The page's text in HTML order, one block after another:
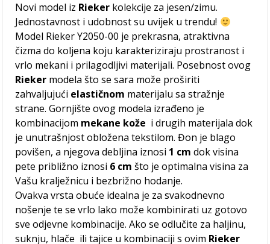
Novi model iz Rieker kolekcije za jesen/zimu.
Jednostavnost i udobnost su uvijek u trendu!
Model Rieker Y2050-00 je prekrasna, atraktivna
čizma do koljena koju karakteriziraju prostranost i
vrlo mekani i prilagodljivi materijali. Posebnost ovog
Rieker modela što se sara može proširiti
zahvaljujući elastičnom materijalu sa stražnje
strane. Gornjište ovog modela izrađeno je
kombinacijom mekane kože i drugih materijala dok
je unutrašnjost obložena tekstilom. Đon je blago
povišen, a njegova debljina iznosi 1 cmdok visina
pete približno iznosi 6 cm što je optimalna visina za
Vašu kralježnicu i bezbrižno hodanje.
Ovakva vrsta obuće idealna je za svakodnevno
nošenje te se vrlo lako može kombinirati uz gotovo
sve odjevne kombinacije. Ako se odlučite za haljinu,
suknju, hlače ili tajice u kombinaciji s ovim Rieker